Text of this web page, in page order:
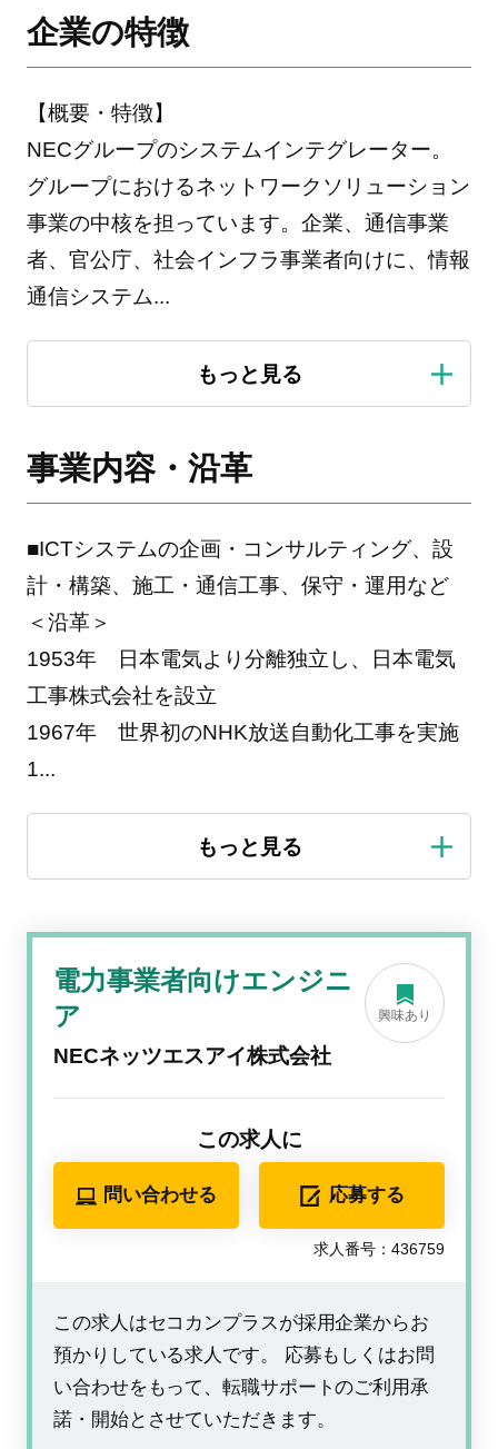
企業の特徴
【概要・特徴】
NECグループのシステムインテグレーター。
グループにおけるネットワークソリューション
事業の中核を担っています。企業、通信事業
者、官公庁、社会インフラ事業者向けに、情報
通信システム...
事業内容・沿革
■ICTシステムの企画・コンサルティング、設
計・構築、施工・通信工事、保守・運用など
＜沿革＞
1953年 日本電気より分離独立し、日本電気
工事株式会社を設立
1967年 世界初のNHK放送自動化工事を実施
1...
電力事業者向けエンジニ
ア
NECネッツエスアイ株式会社
興味あり
この求人に
問い合わせる 応募する
求人番号：436759
この求人はセコカンプラスが採用企業からお
預かりしている求人です。 応募もしくはお問
い合わせをもって、転職サポートのご利用承
諾・開始とさせていただきます。